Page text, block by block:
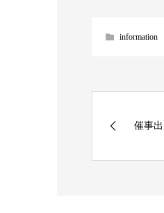
information
催事